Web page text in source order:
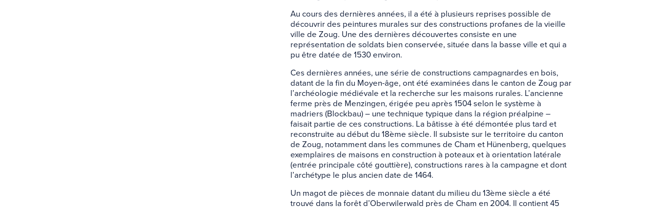
Au cours des dernières années, il a été à plusieurs reprises possible de
découvrir des peintures murales sur des constructions profanes de la vieille
ville de Zoug. Une des dernières découvertes consiste en une
représentation de soldats bien conservée, située dans la basse ville et qui a
pu être datée de 1530 environ.
Ces dernières années, une série de constructions campagnardes en bois,
datant de la fin du Moyen-âge, ont été examinées dans le canton de Zoug par
l’archéologie médiévale et la recherche sur les maisons rurales. L’ancienne
ferme près de Menzingen, érigée peu après 1504 selon le système à
madriers (Blockbau) – une technique typique dans la région préalpine –
faisait partie de ces constructions. La bâtisse à été démontée plus tard et
reconstruite au début du 18ème siècle. Il subsiste sur le territoire du canton
de Zoug, notamment dans les communes de Cham et Hünenberg, quelques
exemplaires de maisons en construction à poteaux et à orientation latérale
(entrée principale côté gouttière), constructions rares à la campagne et dont
l’archétype le plus ancien date de 1464.
Un magot de pièces de monnaie datant du milieu du 13ème siècle a été
trouvé dans la forêt d’Oberwilerwald près de Cham en 2004. Il contient 45